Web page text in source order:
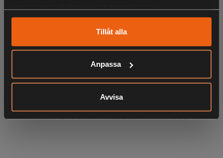
Tillåt alla
Anpassa
Avvisa
PL-ton Scanning: Ja
Batterisparfunktion: Ja
Sändningsbegränsning: Ja
Brusspärr: Ja, justerbar 10 nivåer
Kanalpassning / Scanning: Ja
Dual watch: 2-kanalspassning
Whispering (smygläge): Ja
Kanaler
LIKNANDE PRODUKTER
KÖPS OFTA TILLSAMMANS